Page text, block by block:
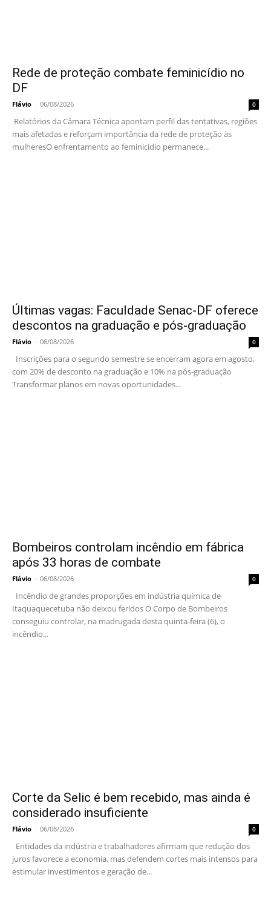
Rede de proteção combate feminicídio no
DF
Flávio - 06/08/2026 0
Relatórios da Câmara Técnica apontam perfil das tentativas, regiões
mais afetadas e reforçam importância da rede de proteção às
mulheresO enfrentamento ao feminicídio permanece...
Últimas vagas: Faculdade Senac-DF oferece
descontos na graduação e pós-graduação
Flávio - 06/08/2026 0
Inscrições para o segundo semestre se encerram agora em agosto,
com 20% de desconto na graduação e 10% na pós-graduação
Transformar planos em novas oportunidades...
Bombeiros controlam incêndio em fábrica
após 33 horas de combate
Flávio - 06/08/2026 0
Incêndio de grandes proporções em indústria química de
Itaquaquecetuba não deixou feridos O Corpo de Bombeiros
conseguiu controlar, na madrugada desta quinta-feira (6), o
incêndio...
Corte da Selic é bem recebido, mas ainda é
considerado insuficiente
Flávio - 06/08/2026 0
Entidades da indústria e trabalhadores afirmam que redução dos
juros favorece a economia, mas defendem cortes mais intensos para
estimular investimentos e geração de...